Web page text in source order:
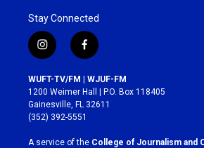
Stay Connected
i
n
s
t
a
g
r
a
f
a
c
e
b
o
k
WUFT-TV/FM | WJUF-FM
1200 Weimer Hall | P.O. Box 118405
Gainesville, FL 32611
(352) 392-5551
A service of the College of Journalism and